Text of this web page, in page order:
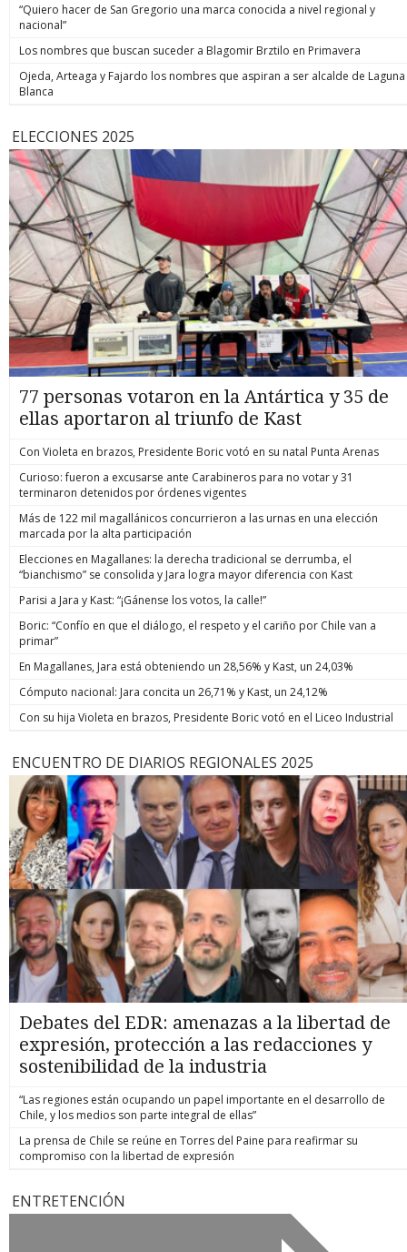
“Quiero hacer de San Gregorio una marca conocida a nivel regional y
nacional”
Los nombres que buscan suceder a Blagomir Brztilo en Primavera
Ojeda, Arteaga y Fajardo los nombres que aspiran a ser alcalde de Laguna
Blanca
ELECCIONES 2025
77 personas votaron en la Antártica y 35 de
ellas aportaron al triunfo de Kast
Con Violeta en brazos, Presidente Boric votó en su natal Punta Arenas
Curioso: fueron a excusarse ante Carabineros para no votar y 31
terminaron detenidos por órdenes vigentes
Más de 122 mil magallánicos concurrieron a las urnas en una elección
marcada por la alta participación
Elecciones en Magallanes: la derecha tradicional se derrumba, el
“bianchismo” se consolida y Jara logra mayor diferencia con Kast
Parisi a Jara y Kast: “¡Gánense los votos, la calle!”
Boric: “Confío en que el diálogo, el respeto y el cariño por Chile van a
primar”
En Magallanes, Jara está obteniendo un 28,56% y Kast, un 24,03%
Cómputo nacional: Jara concita un 26,71% y Kast, un 24,12%
Con su hija Violeta en brazos, Presidente Boric votó en el Liceo Industrial
ENCUENTRO DE DIARIOS REGIONALES 2025
Debates del EDR: amenazas a la libertad de
expresión, protección a las redacciones y
sostenibilidad de la industria
“Las regiones están ocupando un papel importante en el desarrollo de
Chile, y los medios son parte integral de ellas”
La prensa de Chile se reúne en Torres del Paine para reafirmar su
compromiso con la libertad de expresión
ENTRETENCIÓN